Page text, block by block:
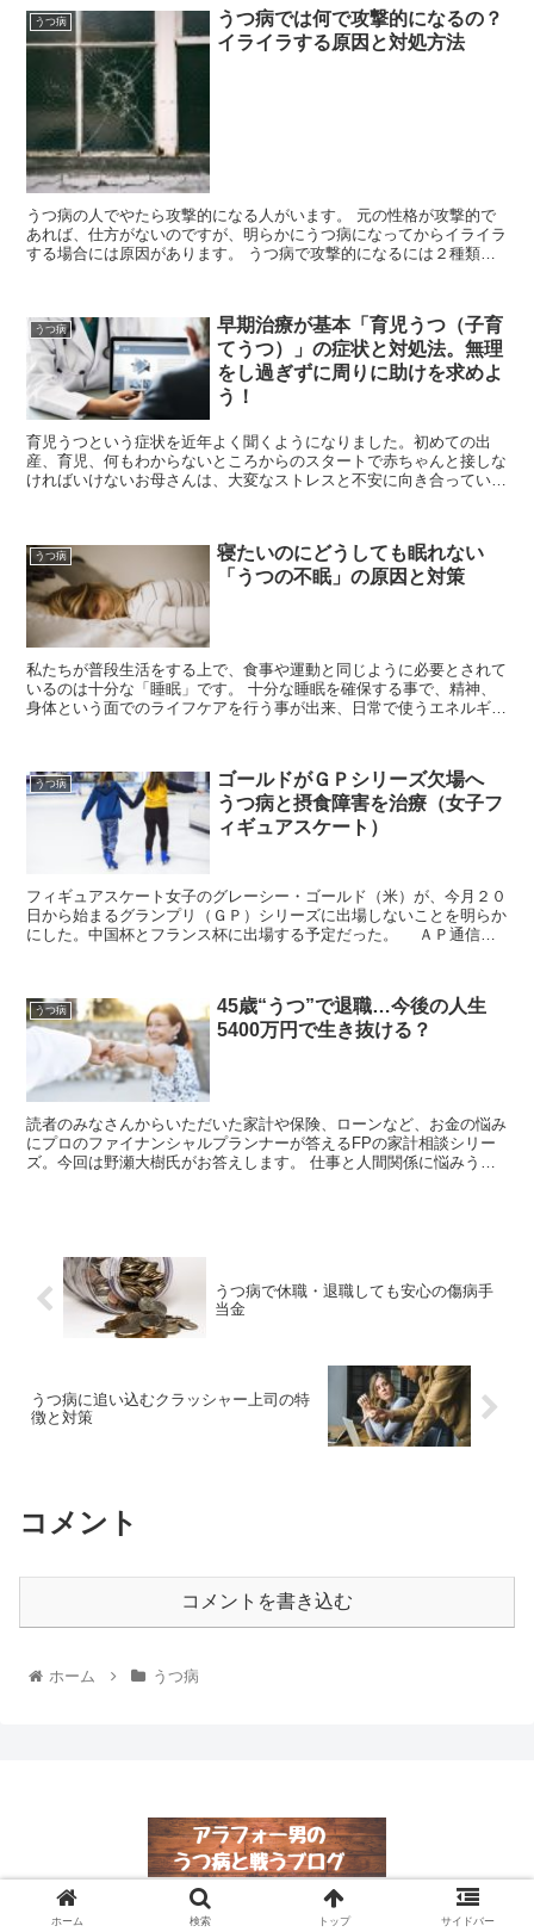
うつ病
うつ病では何で攻撃的になるの？
イライラする原因と対処方法
うつ病の人でやたら攻撃的になる人がいます。 元の性格が攻撃的で
あれば、仕方がないのですが、明らかにうつ病になってからイライラ
する場合には原因があります。 うつ病で攻撃的になるには２種類の
うつ病
早期治療が基本「育児うつ（子育
てうつ）」の症状と対処法。無理
をし過ぎずに周りに助けを求めよ
う！
育児うつという症状を近年よく聞くようになりました。初めての出
産、育児、何もわからないところからのスタートで赤ちゃんと接しな
ければいけないお母さんは、大変なストレスと不安に向き合っていま
うつ病
寝たいのにどうしても眠れない
「うつの不眠」の原因と対策
私たちが普段生活をする上で、食事や運動と同じように必要とされて
いるのは十分な「睡眠」です。 十分な睡眠を確保する事で、精神、
身体という面でのライフケアを行う事が出来、日常で使うエネルギー
うつ病
ゴールドがＧＰシリーズ欠場へ
うつ病と摂食障害を治療（女子フ
ィギュアスケート）
フィギュアスケート女子のグレーシー・ゴールド（米）が、今月２０
日から始まるグランプリ（ＧＰ）シリーズに出場しないことを明らか
にした。中国杯とフランス杯に出場する予定だった。 ＡＰ通信な
うつ病
45歳“うつ”で退職…今後の人生
5400万円で生き抜ける？
読者のみなさんからいただいた家計や保険、ローンなど、お金の悩み
にプロのファイナンシャルプランナーが答えるFPの家計相談シリー
ズ。今回は野瀬大樹氏がお答えします。 仕事と人間関係に悩みうつ
うつ病で休職・退職しても安心の傷病手
当金
うつ病に追い込むクラッシャー上司の特
徴と対策
コメント
コメントを書き込む
ホーム うつ病
© 2017 うつ病克服コミュニティ【Searapis】公式ブログ.
ホーム 検索 トップ サイドバー